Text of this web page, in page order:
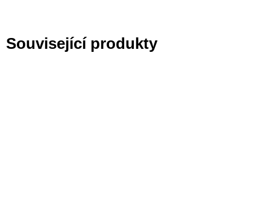
Související produkty